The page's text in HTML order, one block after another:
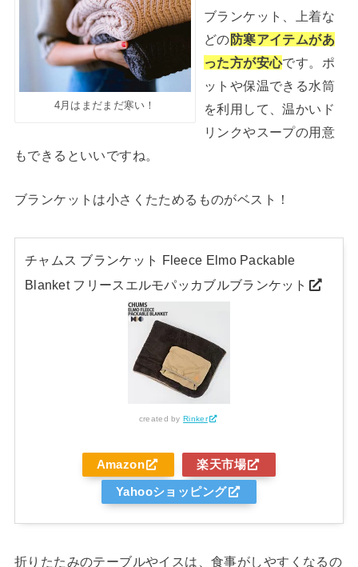
4月はまだまだ寒い！
ブランケット、上着な
どの防寒アイテムがあ
った方が安心です。ポ
ットや保温できる水筒
を利用して、温かいド
リンクやスープの用意
もできるといいですね。
ブランケットは小さくたためるものがベスト！
チャムス ブランケット Fleece Elmo Packable
Blanket フリースエルモパッカブルブランケット
created byRinker
Amazon 楽天市場
Yahooショッピング
折りたたみのテーブルやイスは、食事がしやすくなるの